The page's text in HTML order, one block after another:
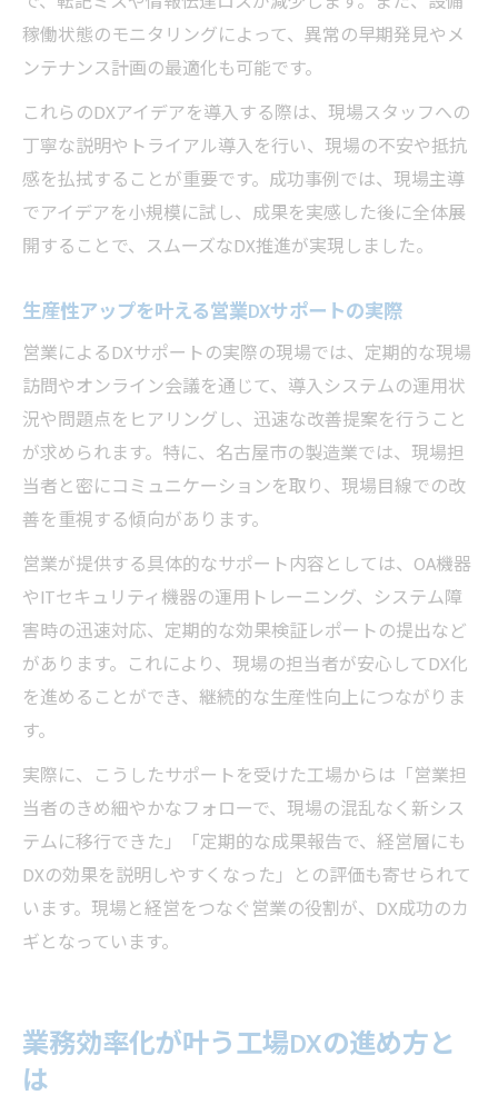
稼働状態のモニタリングによって、異常の早期発見やメ
ンテナンス計画の最適化も可能です。
これらのDXアイデアを導入する際は、現場スタッフへの
丁寧な説明やトライアル導入を行い、現場の不安や抵抗
感を払拭することが重要です。成功事例では、現場主導
でアイデアを小規模に試し、成果を実感した後に全体展
開することで、スムーズなDX推進が実現しました。
生産性アップを叶える営業DXサポートの実際
営業によるDXサポートの実際の現場では、定期的な現場
訪問やオンライン会議を通じて、導入システムの運用状
況や問題点をヒアリングし、迅速な改善提案を行うこと
が求められます。特に、名古屋市の製造業では、現場担
当者と密にコミュニケーションを取り、現場目線での改
善を重視する傾向があります。
営業が提供する具体的なサポート内容としては、OA機器
やITセキュリティ機器の運用トレーニング、システム障
害時の迅速対応、定期的な効果検証レポートの提出など
があります。これにより、現場の担当者が安心してDX化
を進めることができ、継続的な生産性向上につながりま
す。
実際に、こうしたサポートを受けた工場からは「営業担
当者のきめ細やかなフォローで、現場の混乱なく新シス
テムに移行できた」「定期的な成果報告で、経営層にも
DXの効果を説明しやすくなった」との評価も寄せられて
います。現場と経営をつなぐ営業の役割が、DX成功のカ
ギとなっています。
業務効率化が叶う工場DXの進め方と
は